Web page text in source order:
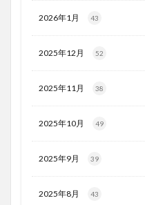
2026年1月 43
2025年12月 52
2025年11月 38
2025年10月 49
2025年9月 39
2025年8月 43